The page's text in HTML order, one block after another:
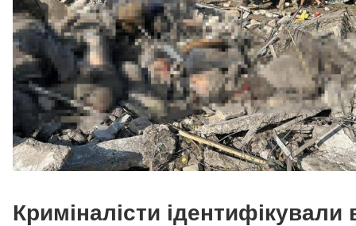
Криміналісти ідентифікували